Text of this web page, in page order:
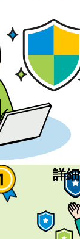
基
3つの型
日帰り入
また、
詳